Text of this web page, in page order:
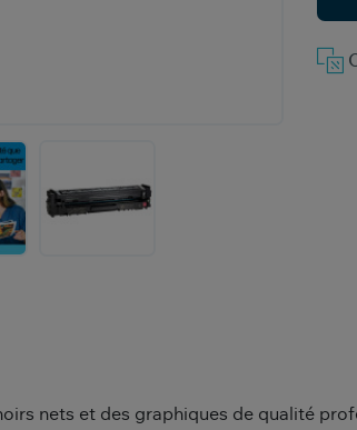
nets et des graphiques de qualité